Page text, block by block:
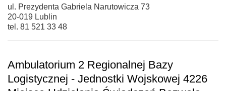
ul. Prezydenta Gabriela Narutowicza 73
20-019 Lublin
tel. 81 521 33 48
Ambulatorium 2 Regionalnej Bazy
Logistycznej - Jednostki Wojskowej 4226